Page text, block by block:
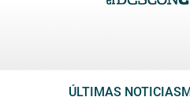
ÚLTIMAS NOTICIAS